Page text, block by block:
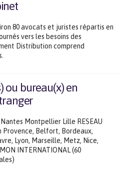
80 avocats et juristes répartis en
vers les besoins des
Distribution comprend
ou bureau(x) en
Montpellier Lille RESEAU
Provence, Belfort, Bordeaux,
Lyon, Marseille, Metz, Nice,
INTERNATIONAL (60